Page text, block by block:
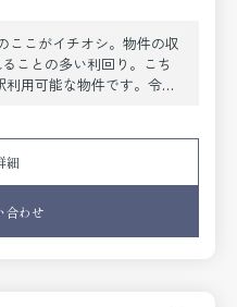
ここがイチオシ。物件の収
ことの多い利回り。こち
用可能な物件です。令和7
細
合わせ